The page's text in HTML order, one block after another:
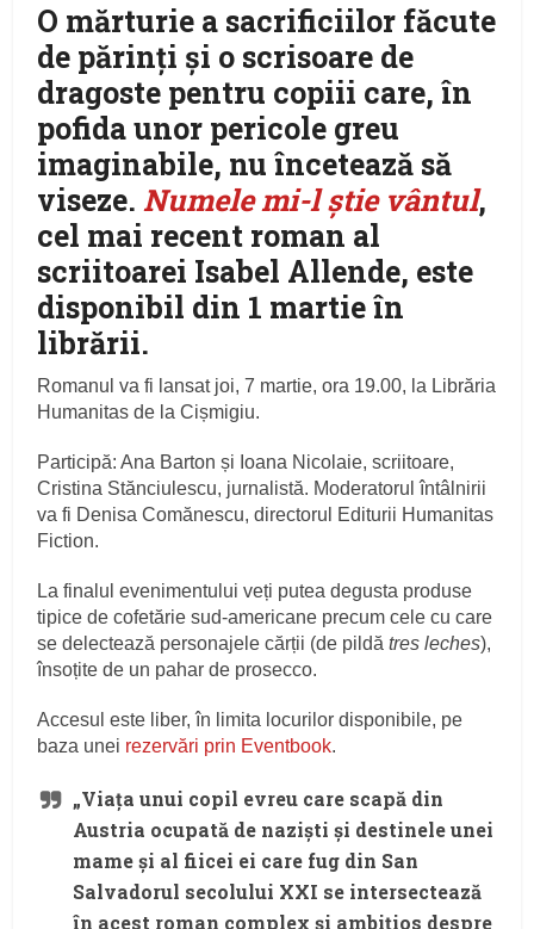
O mărturie a sacrificiilor făcute
de părinți și o scrisoare de
dragoste pentru copiii care, în
pofida unor pericole greu
imaginabile, nu încetează să
viseze.Numele mi-l știe vântul,
cel mai recent roman al
scriitoarei Isabel Allende, este
disponibil din 1 martie în
librării.
Romanul va fi lansat joi, 7 martie, ora 19.00, la Librăria
Humanitas de la Cișmigiu.
Participă: Ana Barton și Ioana Nicolaie, scriitoare,
Cristina Stănciulescu, jurnalistă. Moderatorul întâlnirii
va fi Denisa Comănescu, directorul Editurii Humanitas
Fiction.
La finalul evenimentului veți putea degusta produse
tipice de cofetărie sud-americane precum cele cu care
se delectează personajele cărții (de pildătres leches),
însoțite de un pahar de prosecco.
Accesul este liber, în limita locurilor disponibile, pe
baza unei rezervări prin Eventbook.
„Viața unui copil evreu care scapă din
Austria ocupată de naziști și destinele unei
mame și al fiicei ei care fug din San
Salvadorul secolului XXI se intersectează
în acest roman complex și ambițios despre